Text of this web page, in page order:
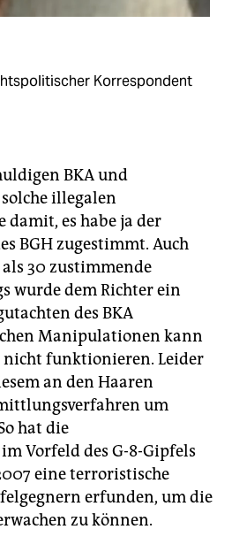
Korrespondent
BKA und
illegalen
es habe ja der
BGH zugestimmt. Auch
30 zustimmende
wurde dem Richter ein
des BKA
Manipulationen kann
funktionieren. Leider
an den Haaren
um
hat die
Vorfeld des G-8-Gipfels
eine terroristische
erfunden, um die
zu können.